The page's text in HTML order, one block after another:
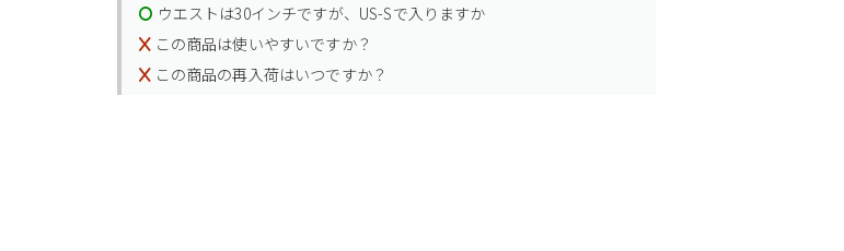
ウエストは30インチですが、US-Sで入りますか
この商品は使いやすいですか？
この商品の再入荷はいつですか？